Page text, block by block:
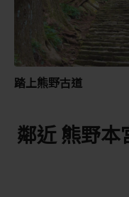
踏上熊野古道
鄰近 熊野本